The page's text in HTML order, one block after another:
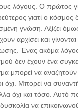
λόγους. Ο πρώτος
γιατί ο κόσμος
γνώση. Αξίζει
αρχίσει και
Ένας ακόμα λόγος
δεν έχουν ένα
μπορεί να
όχι. Μπορεί να
όχι και τόσο. Αυτό
να